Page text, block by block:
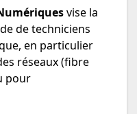
vise la
de techniciens
en particulier
réseaux (fibre
pour